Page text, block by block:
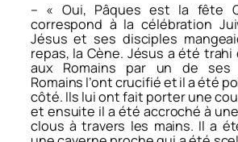
– « Oui, Pâques est la fête
correspond à la célébration
Jésus et ses disciples
repas, la Cène. Jésus a été
aux Romains par un de ses
Romains l’ont crucifié et il a été
côté. Ils lui ont fait porter une
et ensuite il a été accroché à
clous à travers les mains. Il a